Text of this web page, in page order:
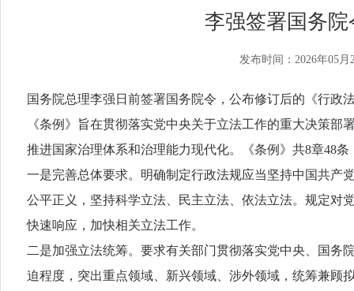
李强签署国务
发布时间：2026年05月
国务院总理李强日前签署国务院令，公布修订后的《行政
《条例》旨在贯彻落实党中央关于立法工作的重大决策
推进国家治理体系和治理能力现代化。《条例》共8章48
一是完善总体要求。明确制定行政法规应当坚持中国共产
公平正义，坚持科学立法、民主立法、依法立法。规定对
快速响应，加快相关立法工作。
二是加强立法统筹。要求有关部门贯彻落实党中央、国务
迫程度，突出重点领域、新兴领域、涉外领域，统筹兼顾